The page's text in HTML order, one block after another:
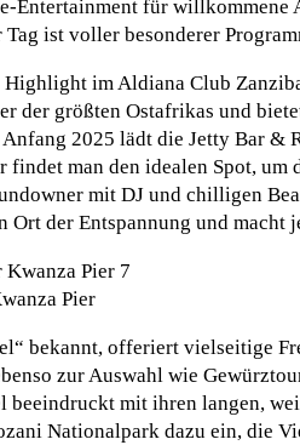
Entertainment für
ist voller besonderer
Highlight im Aldiana Club
der größten Ostafrikas und
2025 lädt die Jetty Bar &
findet man den idealen Spot,
mit DJ und chilligen
Ort der Entspannung und
Pier
bekannt, offeriert vielseitige
zur Auswahl wie
mit ihren langen,
Nationalpark dazu ein, die